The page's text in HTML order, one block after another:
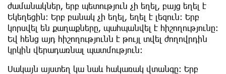
ժամանակներ, երբ պետություն չի եղել, բայց եղել է
Եկեղեցին։ Երբ բանակ չի եղել, եղել է լեզուն։ Երբ
կորսվել են քաղաքները, պահպանվել է հիշողությունը։
Եվ հենց այդ հիշողությունն է թույլ տվել ժողովրդին
կրկին վերադառնալ պատմություն։
Սակայն այստեղ կա նաև հակառակ վտանգը։ Երբ